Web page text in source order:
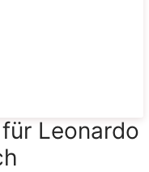
Leonardo